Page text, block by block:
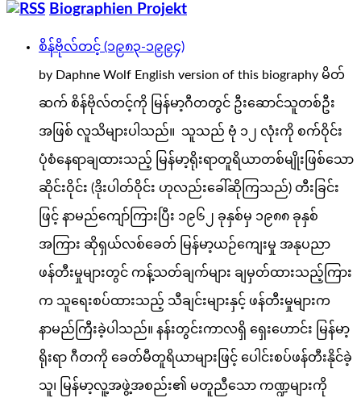
Biographien Projekt
စိန်ဗိုလ်တင့် (၁၉၈၃-၁၉၉၄)
by Daphne Wolf English version of this biography မိတ်
ဆက် စိန်ဗိုလ်တင့်ကို မြန်မာ့ဂီတတွင် ဦးဆောင်သူတစ်ဦး
အဖြစ် လူသိများပါသည်။ သူသည် ဗုံ ၁၂ လုံးကို စက်ဝိုင်း
ပုံစံနေရာချထားသည့် မြန်မာ့ရိုးရာတူရိယာတစ်မျိုးဖြစ်သော
ဆိုင်းဝိုင်း (ဒိုးပါတ်ဝိုင်း ဟုလည်းခေါ်ဆိုကြသည်) တီးခြင်း
ဖြင့် နာမည်ကျော်ကြားပြီး ၁၉၆၂ ခုနှစ်မှ ၁၉၈၈ ခုနှစ်
အကြား ဆိုရှယ်လစ်ခေတ် မြန်မာ့ယဉ်ကျေးမှု အနုပညာ
ဖန်တီးမှုများတွင် ကန့်သတ်ချက်များ ချမှတ်ထားသည့်ကြား
က သူရေးစပ်ထားသည့် သီချင်းများနှင့် ဖန်တီးမှုများက
နာမည်ကြီးခဲ့ပါသည်။ နန်းတွင်းကာလရှိ ရှေးဟောင်း မြန်မာ့
ရိုးရာ ဂီတကို ခေတ်မီတူရိယာများဖြင့် ပေါင်းစပ်ဖန်တီးနိုင်ခဲ့
သူ၊ မြန်မာ့လူ့အဖွဲ့အစည်း၏ မတူညီသော ကဏ္ဍများကို